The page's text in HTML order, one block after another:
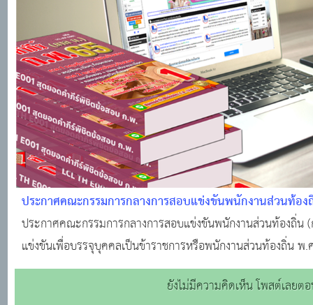
ประกาศคณะกรรมการกลางการสอบแข่งขันพนักงานส่วนท้
ประกาศรายชื่อผู้มีสิทธิเข้าสอบ ภาค ก และ ภาค ข
ประกาศคณะกรรมการกลางการสอบแข่งขันพนักงานส่วนท้องถิ่น
แข่งขันเพื่อบรรจุบุคคลเป็นข้าราชการหรือพนักงานส่วนท้องถิ่น
ทั่วไป (ภาค ก) และภาคความรู้ความสามารถเฉพาะสำหรับตำแห
ยังไม่มีความคิดเห็น โพสต์เลยต